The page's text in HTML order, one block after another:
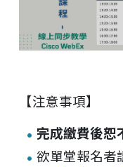
【注意事項】
完成繳費後恕
欲單堂報名者